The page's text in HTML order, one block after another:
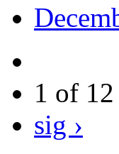
1 of 12
sig ›